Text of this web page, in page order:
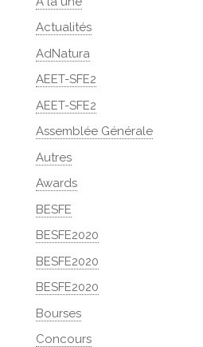
Actualités
AdNatura
AEET-SFE2
AEET-SFE2
Assemblée Générale
Autres
Awards
BESFE
BESFE2020
BESFE2020
BESFE2020
Bourses
Concours